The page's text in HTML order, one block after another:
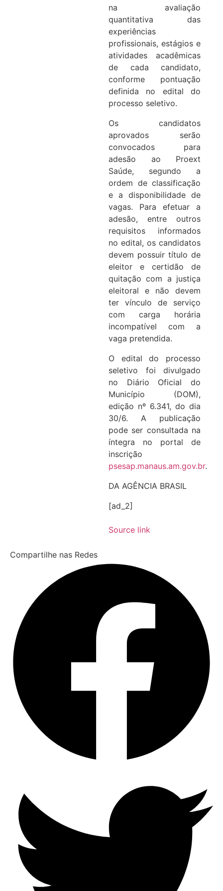
na avaliação
quantitativa das
experiências
profissionais, estágios e
atividades acadêmicas
de cada candidato,
conforme pontuação
definida no edital do
processo seletivo.
Os candidatos
aprovados serão
convocados para
adesão ao Proext
Saúde, segundo a
ordem de classificação
e a disponibilidade de
vagas. Para efetuar a
adesão, entre outros
requisitos informados
no edital, os candidatos
devem possuir título de
eleitor e certidão de
quitação com a justiça
eleitoral e não devem
ter vínculo de serviço
com carga horária
incompatível com a
vaga pretendida.
O edital do processo
seletivo foi divulgado
no Diário Oficial do
Município (DOM),
edição nº 6.341, do dia
30/6. A publicação
pode ser consultada na
íntegra no portal de
inscrição
psesap.manaus.am.gov.br.
DA AGÊNCIA BRASIL
[ad_2]
Source link
Compartilhe nas Redes